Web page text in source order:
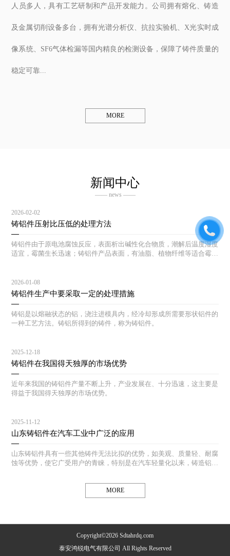
人员多人，具有工艺研制和产品开发能力。公司拥有熔化、铸造
及金属切削设备多台，拥有光谱分析仪、抗拉实验机、X光实时成
像系统、SF6气体检漏等国内精良的检测设备，保障了铸件质量的
稳定可靠...
MORE
新闻中心
—— news ——
2026-02-02
铸铝件压射比压低的处理方法
铸铝件由于原电池腐蚀反应，表面析出碱性化合物质，潮解后温度湿度
适宜，霉菌生长迅速；铸铝件产品表面，有油脂、植物纤维等适合霉菌
2026-01-08
铸铝件生产中要采取一定的处理措施
铸铝是以熔融状态的铝，浇注进模具内，经冷却形成所需要形状铝件的
一种工艺方法。铸铝所得到的铸件，称为铸铝件。
2025-12-18
铸铝件在我国得天独厚的市场优势
近年来我国的铸铝件产量不断上升，产业发展在、十分迅速，这主要是
得益于我国得天独厚的市场优势。
2025-11-12
山东铸铝件在汽车工业中广泛的应用
山东铸铝件具有一些其他铸件无法比拟的优势，如美观、质量轻、耐腐
蚀等优势，使它广受用户的青睐，特别是在汽车轻量化以来，铸造铝合
MORE
Copyright©2026 Sdtahrdq.com
泰安鸿锐电气有限公司 All Rights Reserved